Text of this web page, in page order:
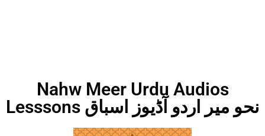
Nahw Meer Urdu Audios
Lesssons نحو میر اردو آڈیوز اسباق